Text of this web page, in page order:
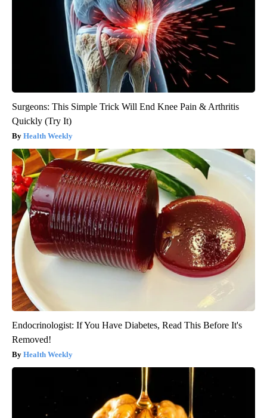
Surgeons: This Simple Trick Will End Knee Pain & Arthritis
Quickly (Try It)
Health Weekly
Endocrinologist: If You Have Diabetes, Read This Before It's
Removed!
Health Weekly